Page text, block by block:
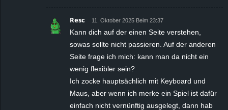
Resc 11. Oktober 2025 Beim 23:37
Kann dich auf der einen Seite verstehen,
sowas sollte nicht passieren. Auf der anderen
Seite frage ich mich: kann man da nicht ein
wenig flexibler sein?
Ich zocke hauptsächlich mit Keyboard und
Maus, aber wenn ich merke ein Spiel ist dafür
einfach nicht vernünftig ausgelegt, dann hab